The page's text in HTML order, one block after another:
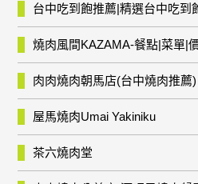
台中吃到飽推薦|精選台中吃到
燒肉風間KAZAMA-餐點|菜單|
肉肉燒肉朝馬店(台中燒肉推薦)
屋馬燒肉Umai Yakiniku
茶六燒肉堂